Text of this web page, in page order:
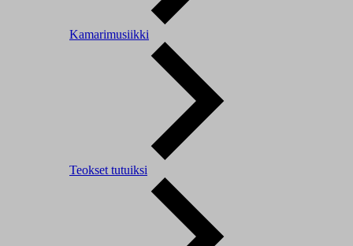
Kamarimusiikki
Teokset tutuiksi